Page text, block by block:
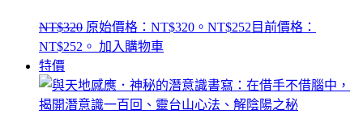
NT$320 原始價格：NT$320。 NT$252 目前價格：
NT$252。 加入購物車
特價